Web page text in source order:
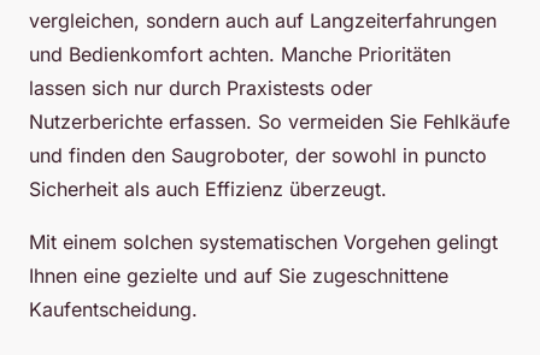
vergleichen, sondern auch auf Langzeiterfahrungen
und Bedienkomfort achten. Manche Prioritäten
lassen sich nur durch Praxistests oder
Nutzerberichte erfassen. So vermeiden Sie Fehlkäufe
und finden den Saugroboter, der sowohl in puncto
Sicherheit als auch Effizienz überzeugt.
Mit einem solchen systematischen Vorgehen gelingt
Ihnen eine gezielte und auf Sie zugeschnittene
Kaufentscheidung.